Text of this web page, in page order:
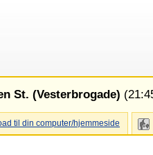
St. (Vesterbrogade)
til din computer/hjemmeside